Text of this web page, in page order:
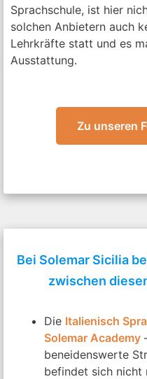
Sprachschule, ist hier
solchen Anbietern auch
Lehrkräfte statt und es
Ausstattung.
Zu unseren
Bei Solemar Sicilia
zwischen
Die Italienisch
Solemar Academy
beneidenswerte
befindet sich nicht